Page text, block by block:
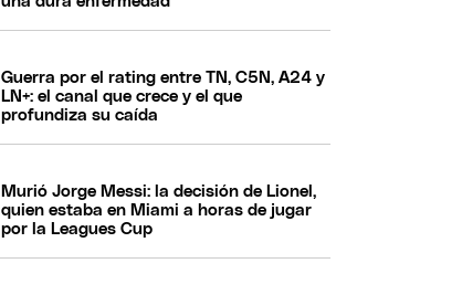
Guerra por el rating entre TN, C5N, A24 y
LN+: el canal que crece y el que
profundiza su caída
Murió Jorge Messi: la decisión de Lionel,
quien estaba en Miami a horas de jugar
por la Leagues Cup